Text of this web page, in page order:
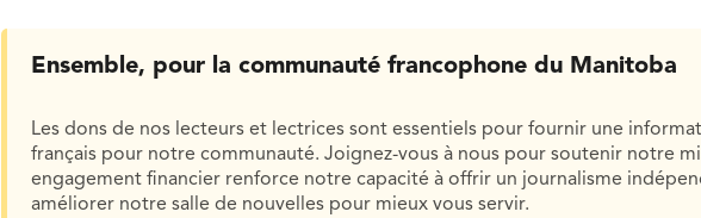
Ensemble, pour la communauté francophone du Manitoba
Les dons de nos lecteurs et lectrices sont essentiels pour fournir une
français pour notre communauté. Joignez-vous à nous pour soutenir notre
engagement financier renforce notre capacité à offrir un journalisme
améliorer notre salle de nouvelles pour mieux vous servir.